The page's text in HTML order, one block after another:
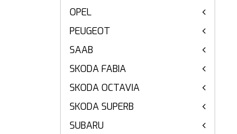
OPEL
PEUGEOT
SAAB
SKODA FABIA
SKODA OCTAVIA
SKODA SUPERB
SUBARU